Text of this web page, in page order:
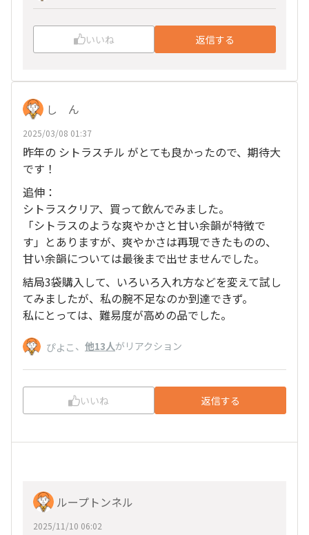
いいね 返信する
し ん
2025/03/08 01:37
昨年の シトラスチル がとても良かったので、期待大
です！
追伸：
シトラスクリア、買って飲んでみました。
「シトラスのような爽やかさと甘い余韻が特徴で
す」とありますが、爽やかさは再現できたものの、
甘い余韻については最後まで出せませんでした。
結局3袋購入して、いろいろ入れ方などを変えて試し
てみましたが、私の腕不足なのか到達できず。
私にとっては、難易度が高めの品でした。
ぴよこ 、 他13人がリアクション
いいね 返信する
ループトンネル
2025/11/10 06:02